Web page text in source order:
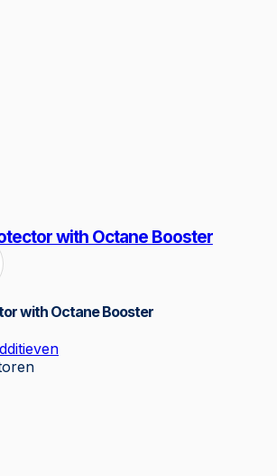
with Octane Booster
with Octane Booster